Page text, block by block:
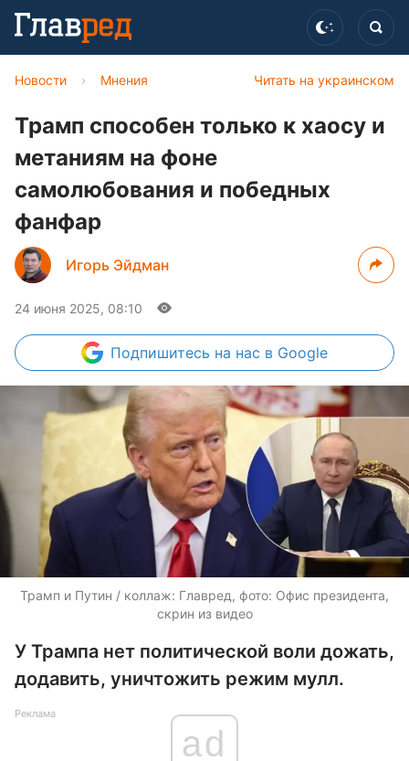
Читать на украинском
Новости › Мнения
Трамп способен только к хаосу и
метаниям на фоне
самолюбования и победных
фанфар
Игорь Эйдман
24 июня 2025, 08:10
Подпишитесь на нас в Google
Трамп и Путин / коллаж: Главред, фото: Офис президента,
скрин из видео
У Трампа нет политической воли дожать,
додавить, уничтожить режим мулл.
Реклама
ad